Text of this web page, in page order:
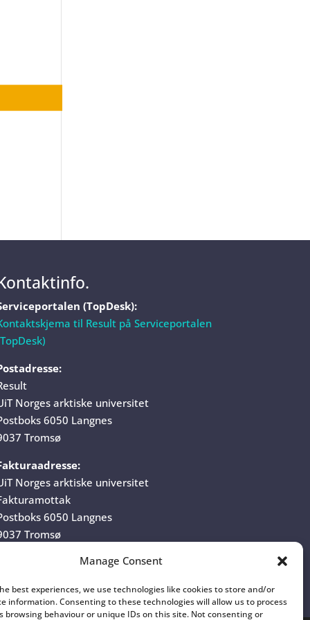
Manage Consent
best experiences, we use technologies like cookies to store and/or
information. Consenting to these technologies will allow us to process
browsing behaviour or unique IDs on this site. Not consenting or
(TopDesk):
til Result på Serviceportalen
Norges arktiske universitet
6050 Langnes
Tromsø
Norges arktiske universitet
6050 Langnes
Tromsø